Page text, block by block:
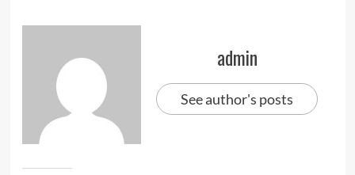
admin
See author's posts